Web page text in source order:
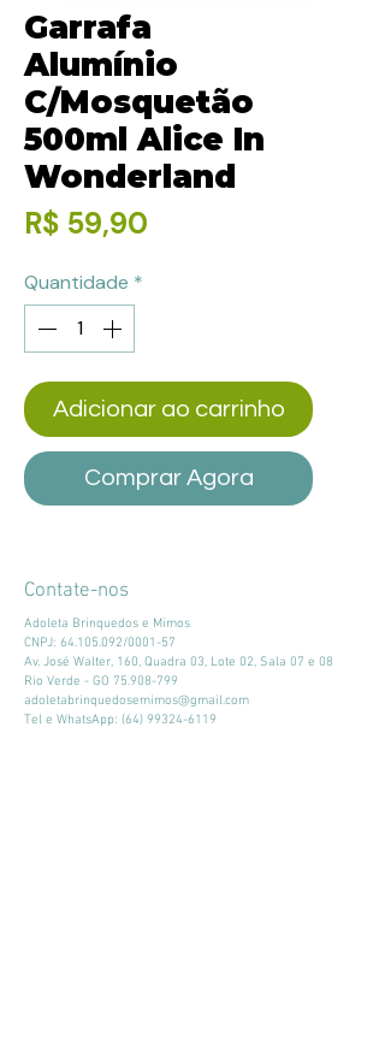
Garrafa
Alumínio
C/Mosquetão
500ml Alice In
Wonderland
R$ 59,90
Quantidade *
Adicionar ao carrinho
Comprar Agora
Contate-nos
Adoleta Brinquedos e Mimos
CNPJ: 64.105.092/0001-57
Av. José Walter, 160, Quadra 03, Lote 02, Sala 07 e 08
Rio Verde - GO 75.908-799
adoletabrinquedosemimos@gmail.com
Tel e WhatsApp: (64) 99324-6119